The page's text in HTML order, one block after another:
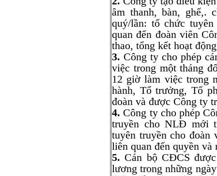
âm thanh, bàn, ghế,.
quý/lần: tổ chức
quan đến đoàn viên
thao, tổng kết hoạt
3. Công ty cho phép
việc trong một tháng
12 giờ làm việc trong
hành, Tổ trưởng, Tổ
đoàn và được Công ty
4. Công ty cho phép
truyền cho NLĐ mới
tuyên truyền cho
liên quan đến quyền
5. Cán bộ CĐCS
lương trong những